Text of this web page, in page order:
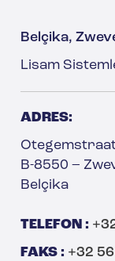
Belçika,
Lisam
ADRES:
B-8550 –
Belçika
TELEFON :
FAKS : +32